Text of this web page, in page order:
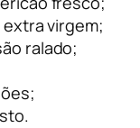
extra virgem;
ralado;